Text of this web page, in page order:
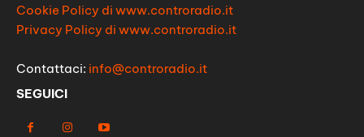
Cookie Policy di www.controradio.it
Privacy Policy di www.controradio.it
Contattaci: info@controradio.it
SEGUICI